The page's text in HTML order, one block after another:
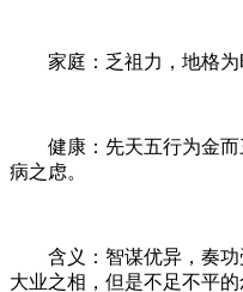
家庭：乏祖力，地格为
健康：先天五行为金而
病之虑。
含义：智谋优异，奏功
大业之相，但是不足不平